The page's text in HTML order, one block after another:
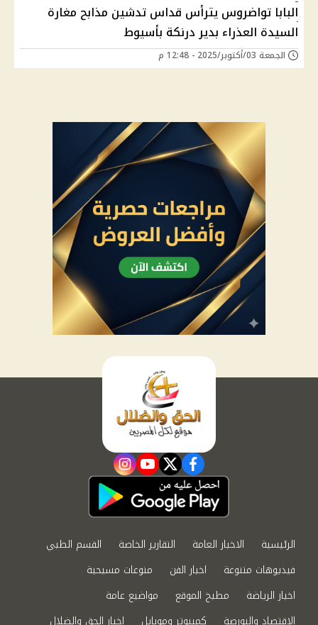
البابا تواضروس يترأس قداس تدشين مذابح مغارة
السيدة العذراء بدير درنكة بأسيوط
الجمعة 03/أكتوبر/2025 - 12:48 م
facebook
twitter
youtube
instagram
الرئيسية الاخبار العامة التقارير الخاصة
القسم الطبي
فيديوهات متنوعة
اخبار الفن
منوعات مسيحية
اخبار الرياضة
مطبخ الموقع
مواضيع عامة
الاقتصاد والبورصة
كمبيوتر وموبايل اخبار الحق والضلال